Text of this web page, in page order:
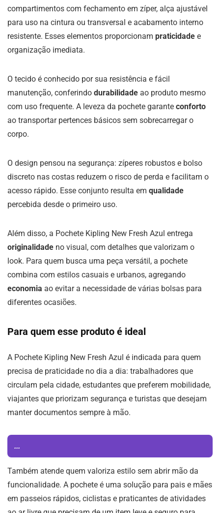
compartimentos com fechamento em zíper, alça ajustável
para uso na cintura ou transversal e acabamento interno
resistente. Esses elementos proporcionam praticidade e
organização imediata.
O tecido é conhecido por sua resistência e fácil
manutenção, conferindo durabilidade ao produto mesmo
com uso frequente. A leveza da pochete garante conforto
ao transportar pertences básicos sem sobrecarregar o
corpo.
O design pensou na segurança: zíperes robustos e bolso
discreto nas costas reduzem o risco de perda e facilitam o
acesso rápido. Esse conjunto resulta em qualidade
percebida desde o primeiro uso.
Além disso, a Pochete Kipling New Fresh Azul entrega
originalidade no visual, com detalhes que valorizam o
look. Para quem busca uma peça versátil, a pochete
combina com estilos casuais e urbanos, agregando
economia ao evitar a necessidade de várias bolsas para
diferentes ocasiões.
Para quem esse produto é ideal
A Pochete Kipling New Fresh Azul é indicada para quem
precisa de praticidade no dia a dia: trabalhadores que
circulam pela cidade, estudantes que preferem mobilidade,
viajantes que priorizam segurança e turistas que desejam
manter documentos sempre à mão.
...
Também atende quem valoriza estilo sem abrir mão da
funcionalidade. A pochete é uma solução para pais e mães
em passeios rápidos, ciclistas e praticantes de atividades